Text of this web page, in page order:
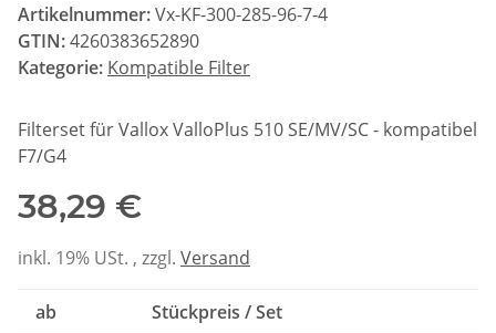
Artikelnummer:Vx-KF-300-285-96-7-4
GTIN:4260383652890
Kategorie: Kompatible Filter
Filterset für Vallox ValloPlus 510 SE/MV/SC - kompatibel
F7/G4
38,29 €
inkl. 19% USt. , zzgl. Versand
ab
Stückpreis / Set